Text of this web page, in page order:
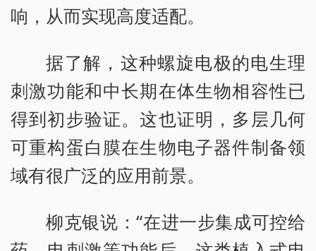
响，从而实现高度适配。
据了解，这种螺旋电极的电生理
刺激功能和中长期在体生物相容性已
得到初步验证。这也证明，多层几何
可重构蛋白膜在生物电子器件制备领
域有很广泛的应用前景。
柳克银说：“在进一步集成可控给